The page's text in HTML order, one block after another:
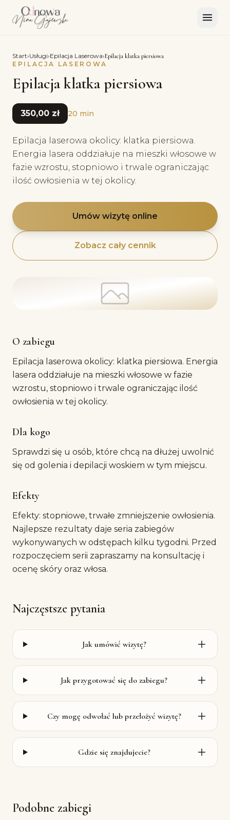
Start›Usługi›Epilacja Laserowa›Epilacja klatka piersiowa
EPILACJA LASEROWA
Epilacja klatka piersiowa
350,00 zł 20 min
Epilacja laserowa okolicy: klatka piersiowa.
Energia lasera oddziałuje na mieszki włosowe w
fazie wzrostu, stopniowo i trwale ograniczając
ilość owłosienia w tej okolicy.
Umów wizytę online
Zobacz cały cennik
O zabiegu
Epilacja laserowa okolicy: klatka piersiowa. Energia
lasera oddziałuje na mieszki włosowe w fazie
wzrostu, stopniowo i trwale ograniczając ilość
owłosienia w tej okolicy.
Dla kogo
Sprawdzi się u osób, które chcą na dłużej uwolnić
się od golenia i depilacji woskiem w tym miejscu.
Efekty
Efekty: stopniowe, trwałe zmniejszenie owłosienia.
Najlepsze rezultaty daje seria zabiegów
wykonywanych w odstępach kilku tygodni. Przed
rozpoczęciem serii zapraszamy na konsultację i
ocenę skóry oraz włosa.
Najczęstsze pytania
Jak umówić wizytę?
Jak przygotować się do zabiegu?
Czy mogę odwołać lub przełożyć wizytę?
Gdzie się znajdujecie?
Podobne zabiegi